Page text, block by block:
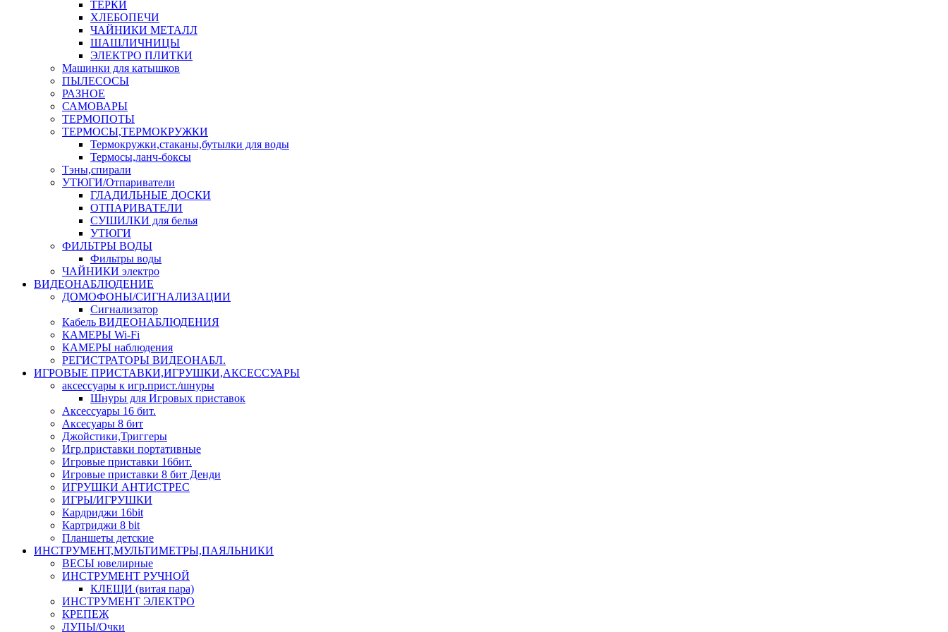
ТЕРКИ
ХЛЕБОПЕЧИ
ЧАЙНИКИ МЕТАЛЛ
ШАШЛИЧНИЦЫ
ЭЛЕКТРО ПЛИТКИ
Машинки для катышков
ПЫЛЕСОСЫ
РАЗНОЕ
САМОВАРЫ
ТЕРМОПОТЫ
ТЕРМОСЫ,ТЕРМОКРУЖКИ
Термокружки,стаканы,бутылки для воды
Термосы,ланч-боксы
Тэны,спирали
УТЮГИ/Отпариватели
ГЛАДИЛЬНЫЕ ДОСКИ
ОТПАРИВАТЕЛИ
СУШИЛКИ для белья
УТЮГИ
ФИЛЬТРЫ ВОДЫ
Фильтры воды
ЧАЙНИКИ электро
ВИДЕОНАБЛЮДЕНИЕ
ДОМОФОНЫ/СИГНАЛИЗАЦИИ
Сигнализатор
Кабель ВИДЕОНАБЛЮДЕНИЯ
КАМЕРЫ Wi-Fi
КАМЕРЫ наблюдения
РЕГИСТРАТОРЫ ВИДЕОНАБЛ.
ИГРОВЫЕ ПРИСТАВКИ,ИГРУШКИ,АКСЕССУАРЫ
аксесcуары к игр.прист./шнуры
Шнуры для Игровых приставок
Аксессуары 16 бит.
Аксесуары 8 бит
Джойстики,Триггеры
Игр.приставки портативные
Игровые приставки 16бит.
Игровые приставки 8 бит Денди
ИГРУШКИ АНТИСТРЕС
ИГРЫ/ИГРУШКИ
Кардриджи 16bit
Картриджи 8 bit
Планшеты детские
ИНСТРУМЕНТ,МУЛЬТИМЕТРЫ,ПАЯЛЬНИКИ
ВЕСЫ ювелирные
ИНСТРУМЕНТ РУЧНОЙ
КЛЕЩИ (витая пара)
ИНСТРУМЕНТ ЭЛЕКТРО
КРЕПЕЖ
ЛУПЫ/Очки